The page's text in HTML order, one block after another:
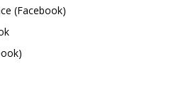
(Facebook)